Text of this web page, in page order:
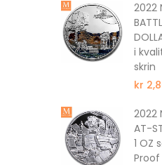
2022
i
skrin
kr
2022
AT-
1 OZ
Proof